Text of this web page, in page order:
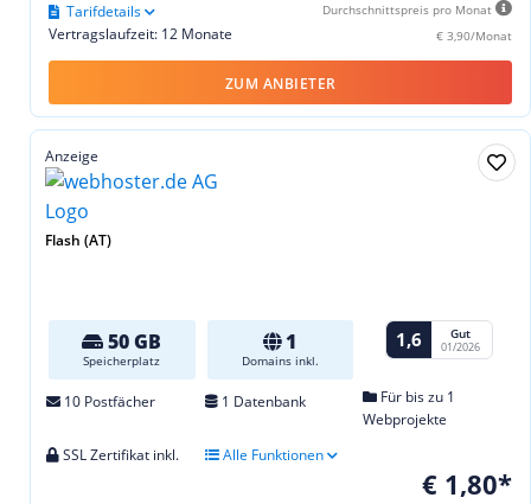
Durchschnittspreis pro Monat
€ 3,90/Monat
Vertragslaufzeit: 12 Monate
Tarifdetails
ZUM ANBIETER
Anzeige
Flash (AT)
50 GB
Speicherplatz
1
Domains inkl.
1,6 Gut
01/2026
10 Postfächer 1 Datenbank
Für bis zu 1
Webprojekte
SSL Zertifikat inkl.
Alle Funktionen
€ 1,80*